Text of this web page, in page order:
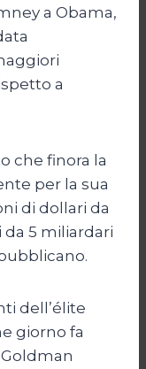
a Obama,
a
che finora la
per la sua
di dollari da
da 5 miliardari
dell’élite
giorno fa